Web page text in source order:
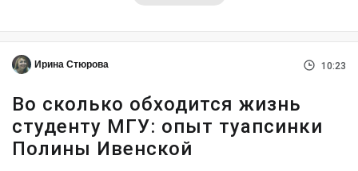
Ирина Стюрова 10:23
Во сколько обходится жизнь
студенту МГУ: опыт туапсинки
Полины Ивенской